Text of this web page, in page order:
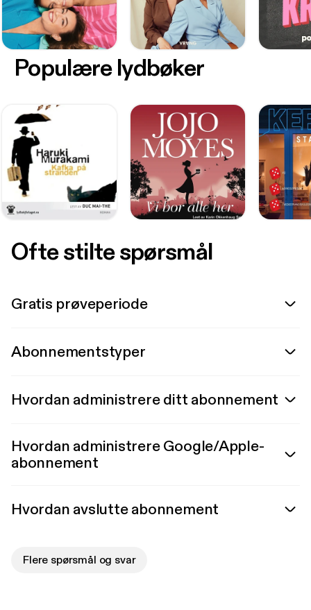
Populære lydbøker
Ofte stilte spørsmål
Gratis prøveperiode
Abonnementstyper
Hvordan administrere ditt abonnement
Hvordan administrere Google/Apple-
abonnement
Hvordan avslutte abonnement
Flere spørsmål og svar